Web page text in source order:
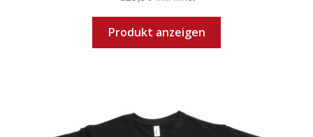
Produkt anzeigen